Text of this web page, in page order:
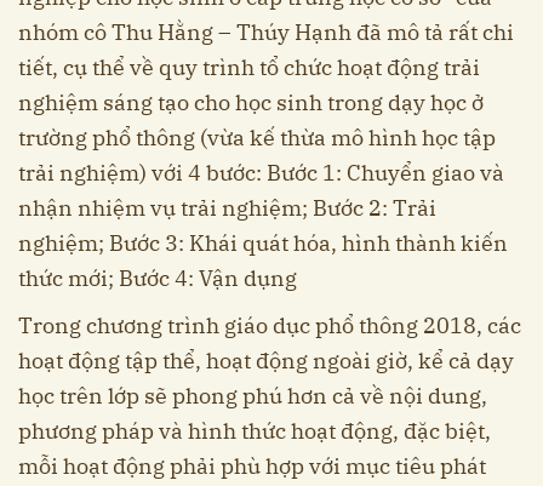
nhóm cô Thu Hằng – Thúy Hạnh đã mô tả rất chi
tiết, cụ thể về quy trình tổ chức hoạt động trải
nghiệm sáng tạo cho học sinh trong dạy học ở
trường phổ thông (vừa kế thừa mô hình học tập
trải nghiệm) với 4 bước: Bước 1: Chuyển giao và
nhận nhiệm vụ trải nghiệm; Bước 2: Trải
nghiệm; Bước 3: Khái quát hóa, hình thành kiến
thức mới; Bước 4: Vận dụng
Trong chương trình giáo dục phổ thông 2018, các
hoạt động tập thể, hoạt động ngoài giờ, kể cả dạy
học trên lớp sẽ phong phú hơn cả về nội dung,
phương pháp và hình thức hoạt động, đặc biệt,
mỗi hoạt động phải phù hợp với mục tiêu phát